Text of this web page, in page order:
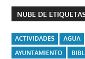
NUBE DE
ACTIVIDADES AGUA
AYUNTAMIENTO